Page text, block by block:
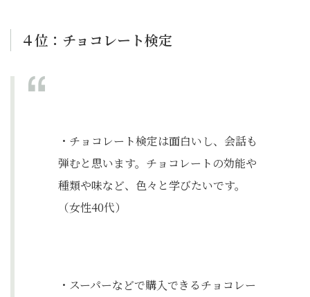
４位：チョコレート検定
・チョコレート検定は面白いし、会話も
弾むと思います。チョコレートの効能や
種類や味など、色々と学びたいです。
（女性40代）
・スーパーなどで購入できるチョコレー